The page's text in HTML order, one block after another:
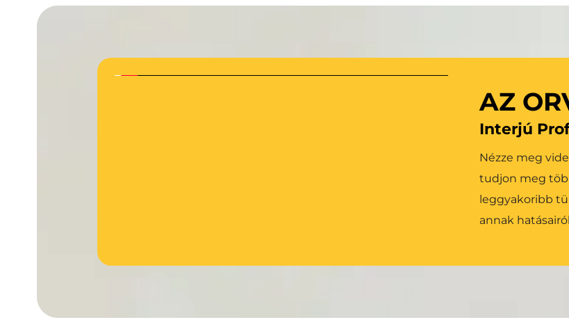
firmware-t tartalmazó okos cochleáris implantátumát kínálja. A
Cochlear több mint 40 éves bizonyított megbízhatósága és
a lehető
AZ
Interjú
Nézze meg
tudjon meg
leggyakoribb
annak